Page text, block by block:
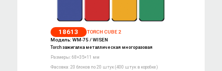
18613
TORCH CUBE 2
Модель: WM-75 / WISEN
Torch зажигалка металлическая многоразовая
Размеры: 68×35×11 мм
Фасовка: 20 блоков по 20 штук (400 штук в коробке)